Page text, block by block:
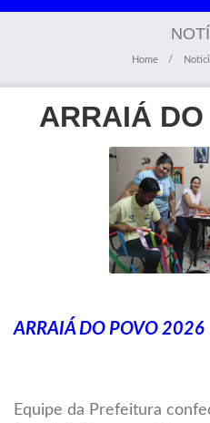
Home
ARRAIÁ
ARRAIÁ DO POVO 2026
Equipe da Prefeitura